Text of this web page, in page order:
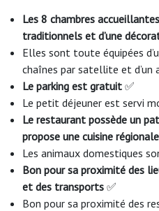
Les 8 chambres
traditionnels et d’une
Elles sont toute équipées
chaînes par satellite et d’un
Le parking est gratuit ✅
Le petit déjeuner est servi
Le restaurant possède un
propose une cuisine régionale
Les animaux domestiques
Bon pour sa proximité des
et des transports ✅
Bon pour sa proximité des